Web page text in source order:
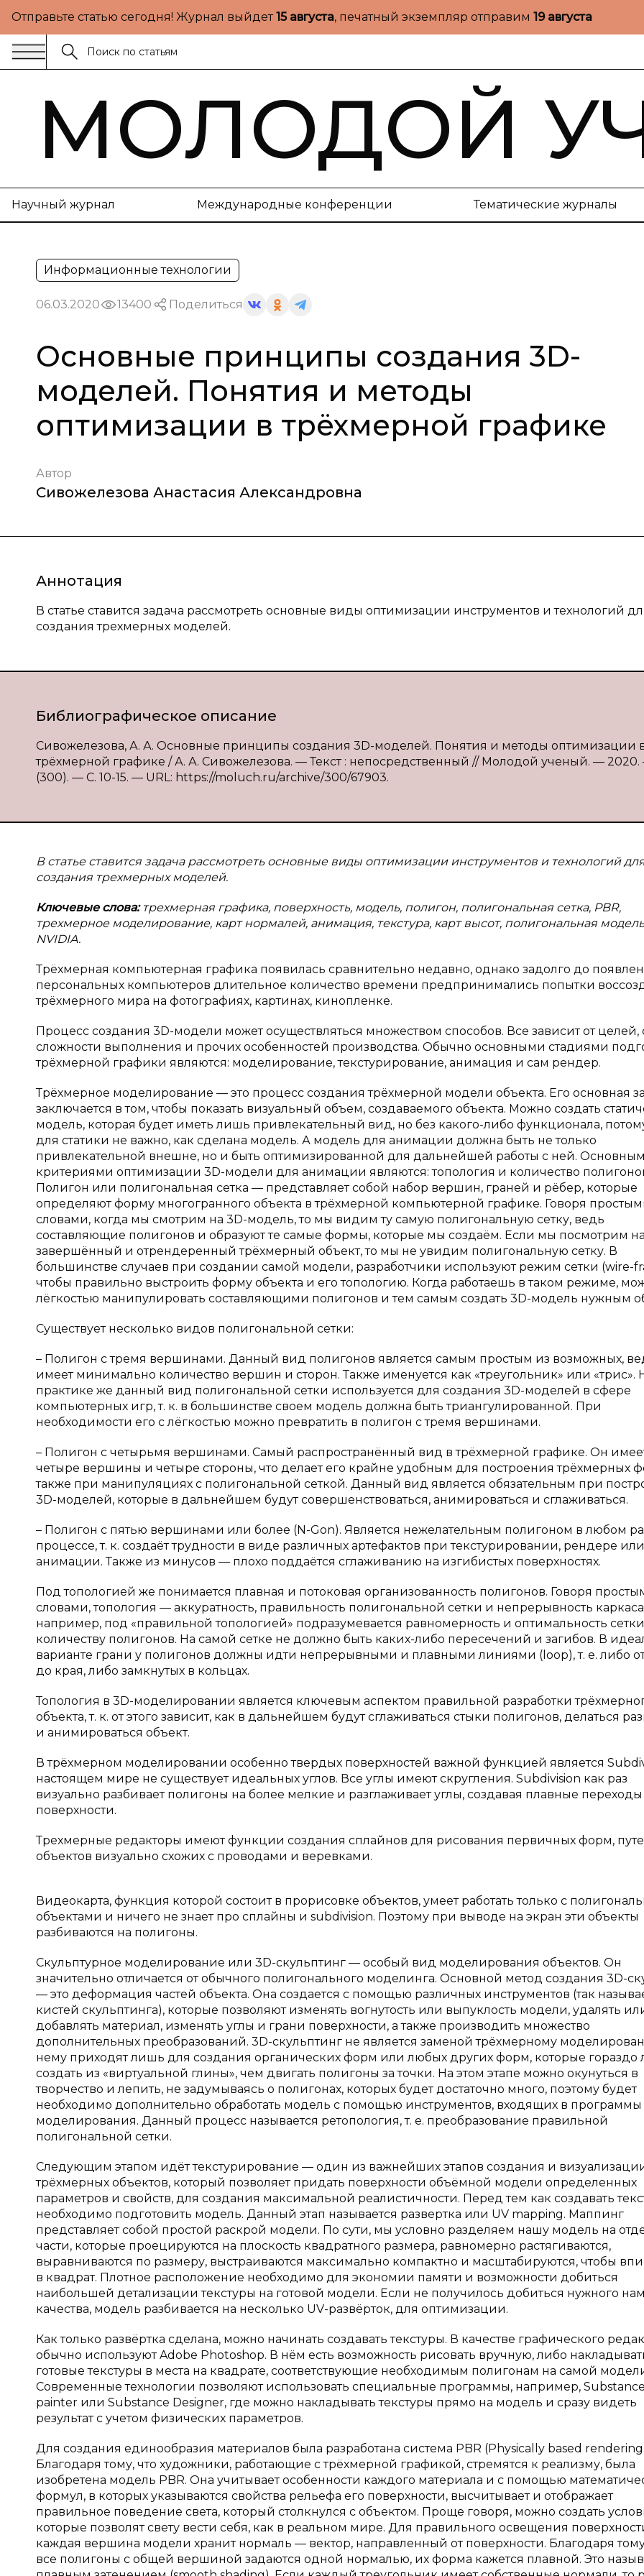
Отправьте статью сегодня! Журнал выйдет15 августа, печатный экземпляр отправим 19 августа
МОЛОДОЙ
Научный журнал Международные конференции Тематические журналы
Информационные технологии
06.03.2020 13400 Поделиться
Основные принципы создания 3D-
моделей. Понятия и методы
оптимизации в трёхмерной графике
Автор
Сивожелезова Анастасия Александровна
Аннотация
В статье ставится задача рассмотреть основные виды оптимизации инструментов и технологий
создания трехмерных моделей.
Библиографическое описание
Сивожелезова, А. А. Основные принципы создания 3D-моделей. Понятия и методы оптимизации
трёхмерной графике / А. А. Сивожелезова. — Текст : непосредственный // Молодой ученый. —
(300). — С. 10-15. — URL: https://moluch.ru/archive/300/67903.
В статье ставится задача рассмотреть основные виды оптимизации инструментов и технологий
создания трехмерных моделей.
Ключевые слова: трехмерная графика, поверхность, модель, полигон, полигональная сетка, PBR,
трехмерное моделирование, карт нормалей, анимация, текстура, карт высот, полигональная
NVIDIA.
Трёхмерная компьютерная графика появилась сравнительно недавно, однако задолго до
персональных компьютеров длительное количество времени предпринимались попытки
трёхмерного мира на фотографиях, картинах, кинопленке.
Процесс создания 3D-модели может осуществляться множеством способов. Все зависит от целей,
сложности выполнения и прочих особенностей производства. Обычно основными стадиями
трёхмерной графики являются: моделирование, текстурирование, анимация и сам рендер.
Трёхмерное моделирование — это процесс создания трёхмерной модели объекта. Его основная
заключается в том, чтобы показать визуальный объем, создаваемого объекта. Можно создать
модель, которая будет иметь лишь привлекательный вид, но без какого-либо функционала,
для статики не важно, как сделана модель. А модель для анимации должна быть не только
привлекательной внешне, но и быть оптимизированной для дальнейшей работы с ней.
критериями оптимизации 3D-модели для анимации являются: топология и количество
Полигон или полигональная сетка — представляет собой набор вершин, граней и рёбер, которые
определяют форму многогранного объекта в трёхмерной компьютерной графике. Говоря
словами, когда мы смотрим на 3D-модель, то мы видим ту самую полигональную сетку, ведь
составляющие полигонов и образуют те самые формы, которые мы создаём. Если мы посмотрим
завершённый и отрендеренный трёхмерный объект, то мы не увидим полигональную сетку. В
большинстве случаев при создании самой модели, разработчики используют режим сетки (wire-
чтобы правильно выстроить форму объекта и его топологию. Когда работаешь в таком режиме,
лёгкостью манипулировать составляющими полигонов и тем самым создать 3D-модель нужным
Существует несколько видов полигональной сетки:
– Полигон с тремя вершинами. Данный вид полигонов является самым простым из возможных,
имеет минимально количество вершин и сторон. Также именуется как «треугольник» или «трис».
практике же данный вид полигональной сетки используется для создания 3D-моделей в сфере
компьютерных игр, т. к. в большинстве своем модель должна быть триангулированной. При
необходимости его с лёгкостью можно превратить в полигон с тремя вершинами.
– Полигон с четырьмя вершинами. Самый распространённый вид в трёхмерной графике. Он
четыре вершины и четыре стороны, что делает его крайне удобным для построения трёхмерных
также при манипуляциях с полигональной сеткой. Данный вид является обязательным при
3D-моделей, которые в дальнейшем будут совершенствоваться, анимироваться и сглаживаться.
– Полигон с пятью вершинами или более (N-Gon). Является нежелательным полигоном в любом
процессе, т. к. создаёт трудности в виде различных артефактов при текстурировании, рендере или
анимации. Также из минусов — плохо поддаётся сглаживанию на изгибистых поверхностях.
Под топологией же понимается плавная и потоковая организованность полигонов. Говоря
словами, топология — аккуратность, правильность полигональной сетки и непрерывность
например, под «правильной топологией» подразумевается равномерность и оптимальность
количеству полигонов. На самой сетке не должно быть каких-либо пересечений и загибов. В
варианте грани у полигонов должны идти непрерывными и плавными линиями (loop), т. е. либо
до края, либо замкнутых в кольцах.
Топология в 3D-моделировании является ключевым аспектом правильной разработки
объекта, т. к. от этого зависит, как в дальнейшем будут сглаживаться стыки полигонов, делаться
и анимироваться объект.
В трёхмерном моделировании особенно твердых поверхностей важной функцией является
настоящем мире не существует идеальных углов. Все углы имеют скругления. Subdivision как раз
визуально разбивает полигоны на более мелкие и разглаживает углы, создавая плавные переходы
поверхности.
Трехмерные редакторы имеют функции создания сплайнов для рисования первичных форм,
объектов визуально схожих с проводами и веревками.
Видеокарта, функция которой состоит в прорисовке объектов, умеет работать только с
объектами и ничего не знает про сплайны и subdivision. Поэтому при выводе на экран эти объекты
разбиваются на полигоны.
Скульптурное моделирование или 3D-скульптинг — особый вид моделирования объектов. Он
значительно отличается от обычного полигонального моделинга. Основной метод создания 3D-
— это деформация частей объекта. Она создается с помощью различных инструментов (так
кистей скульптинга), которые позволяют изменять вогнутость или выпуклость модели, удалять
добавлять материал, изменять углы и грани поверхности, а также производить множество
дополнительных преобразований. 3D-скульптинг не является заменой трёхмерному
нему приходят лишь для создания органических форм или любых других форм, которые гораздо
создать из «виртуальной глины», чем двигать полигоны за точки. На этом этапе можно окунуться в
творчество и лепить, не задумываясь о полигонах, которых будет достаточно много, поэтому будет
необходимо дополнительно обработать модель с помощью инструментов, входящих в программы
моделирования. Данный процесс называется ретопология, т. е. преобразование правильной
полигональной сетки.
Следующим этапом идёт текстурирование — один из важнейших этапов создания и
трёхмерных объектов, который позволяет придать поверхности объёмной модели определенных
параметров и свойств, для создания максимальной реалистичности. Перед тем как создавать
необходимо подготовить модель. Данный этап называется развертка или UV mapping. Маппинг
представляет собой простой раскрой модели. По сути, мы условно разделяем нашу модель на
части, которые проецируются на плоскость квадратного размера, равномерно растягиваются,
выравниваются по размеру, выстраиваются максимально компактно и масштабируются, чтобы
в квадрат. Плотное расположение необходимо для экономии памяти и возможности добиться
наибольшей детализации текстуры на готовой модели. Если не получилось добиться нужного нам
качества, модель разбивается на несколько UV-развёрток, для оптимизации.
Как только развёртка сделана, можно начинать создавать текстуры. В качестве графического
обычно используют Adobe Photoshop. В нём есть возможность рисовать вручную, либо
готовые текстуры в места на квадрате, соответствующие необходимым полигонам на самой
Современные технологии позволяют использовать специальные программы, например, Substance
painter или Substance Designer, где можно накладывать текстуры прямо на модель и сразу видеть
результат с учетом физических параметров.
Для создания единообразия материалов была разработана система PBR (Physically based
Благодаря тому, что художники, работающие с трёхмерной графикой, стремятся к реализму, была
изобретена модель PBR. Она учитывает особенности каждого материала и с помощью
формул, в которых указываются свойства рельефа его поверхности, высчитывает и отображает
правильное поведение света, который столкнулся с объектом. Проще говоря, можно создать
которые позволят свету вести себя, как в реальном мире. Для правильного освещения
каждая вершина модели хранит нормаль — вектор, направленный от поверхности. Благодаря
все полигоны с общей вершиной задаются одной нормалью, их форма кажется плавной. Это